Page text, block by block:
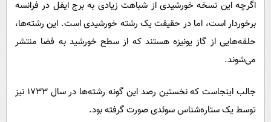
اگرچه این نسخه خورشیدی از شباهت زیادی به برج ایفل در فرانسه
برخوردار است، اما در حقیقت یک رشته خورشیدی است. این رشته‌ها،
حلقه‌هایی از گاز یونیزه هستند که از سطح خورشید به فضا منتشر
می‌شوند.
جالب اینجاست که نخستین رصد این گونه رشته‌ها در سال 1733 نیز
توسط یک ستاره‌شناس سوئدی صورت گرفته بود.